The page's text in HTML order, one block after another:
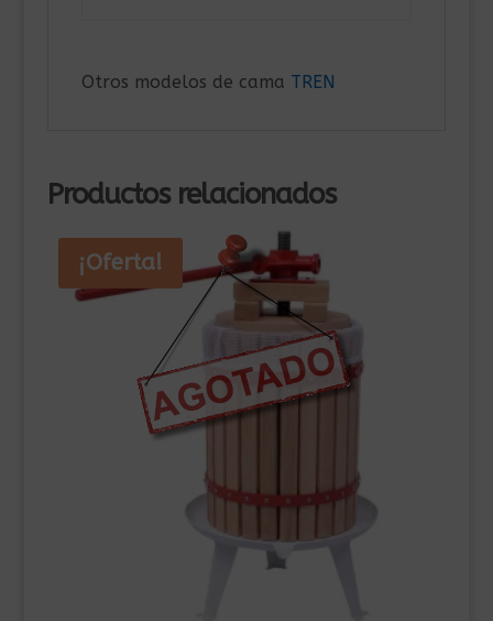
Otros modelos de cama TREN
Productos relacionados
¡Oferta!